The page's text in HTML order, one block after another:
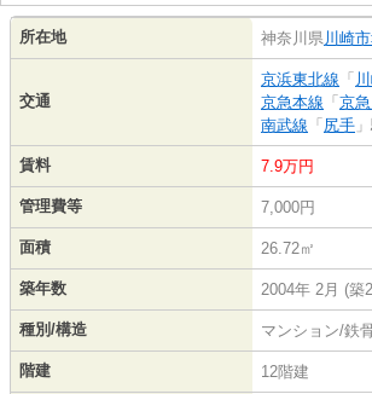
所在地 神奈川県川崎
交通
京浜東北線 「
京急本線 「 京
南武線 「 尻手
賃料 7.9万円
管理費等 7,000円
面積 26.72㎡
築年数 2004年 2月 (築
種別/構造 マンション/鉄
階建 12階建